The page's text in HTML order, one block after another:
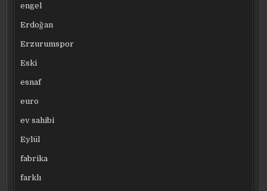
engel
Erdoğan
Erzurumspor
Eski
esnaf
euro
ev sahibi
Eylül
fabrika
farklı